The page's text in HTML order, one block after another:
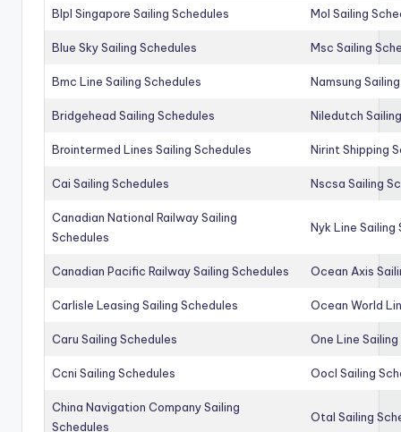
Blpl Singapore Sailing Schedules Mol Sailing
Blue Sky Sailing Schedules Msc Sailing
Bmc Line Sailing Schedules Namsung
Bridgehead Sailing Schedules Niledutch
Brointermed Lines Sailing Schedules Nirint Shipping
Cai Sailing Schedules Nscsa Sailing
Canadian National Railway Sailing
Schedules
Nyk Line Sailing
Canadian Pacific Railway Sailing Schedules Ocean Axis
Carlisle Leasing Sailing Schedules Ocean World
Caru Sailing Schedules One Line
Ccni Sailing Schedules Oocl Sailing
China Navigation Company Sailing
Schedules
Otal Sailing